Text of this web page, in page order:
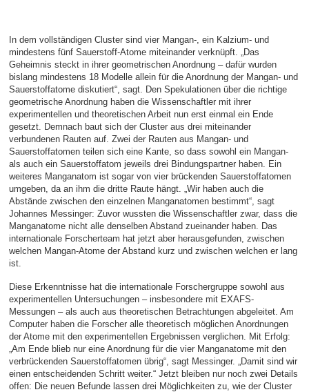
In dem vollständigen Cluster sind vier Mangan-, ein Kalzium- und
mindestens fünf Sauerstoff-Atome miteinander verknüpft. „Das
Geheimnis steckt in ihrer geometrischen Anordnung – dafür wurden
bislang mindestens 18 Modelle allein für die Anordnung der Mangan- und
Sauerstoffatome diskutiert“, sagt. Den Spekulationen über die richtige
geometrische Anordnung haben die Wissenschaftler mit ihrer
experimentellen und theoretischen Arbeit nun erst einmal ein Ende
gesetzt. Demnach baut sich der Cluster aus drei miteinander
verbundenen Rauten auf. Zwei der Rauten aus Mangan- und
Sauerstoffatomen teilen sich eine Kante, so dass sowohl ein Mangan-
als auch ein Sauerstoffatom jeweils drei Bindungspartner haben. Ein
weiteres Manganatom ist sogar von vier brückenden Sauerstoffatomen
umgeben, da an ihm die dritte Raute hängt. „Wir haben auch die
Abstände zwischen den einzelnen Manganatomen bestimmt“, sagt
Johannes Messinger: Zuvor wussten die Wissenschaftler zwar, dass die
Manganatome nicht alle denselben Abstand zueinander haben. Das
internationale Forscherteam hat jetzt aber herausgefunden, zwischen
welchen Mangan-Atome der Abstand kurz und zwischen welchen er lang
ist.
Diese Erkenntnisse hat die internationale Forschergruppe sowohl aus
experimentellen Untersuchungen – insbesondere mit EXAFS-
Messungen – als auch aus theoretischen Betrachtungen abgeleitet. Am
Computer haben die Forscher alle theoretisch möglichen Anordnungen
der Atome mit den experimentellen Ergebnissen verglichen. Mit Erfolg:
„Am Ende blieb nur eine Anordnung für die vier Manganatome mit den
verbrückenden Sauerstoffatomen übrig“, sagt Messinger. „Damit sind wir
einen entscheidenden Schritt weiter.“ Jetzt bleiben nur noch zwei Details
offen: Die neuen Befunde lassen drei Möglichkeiten zu, wie der Cluster